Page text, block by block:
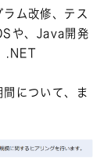
ム改修、テス
や、Java開発
.NET
について、ま